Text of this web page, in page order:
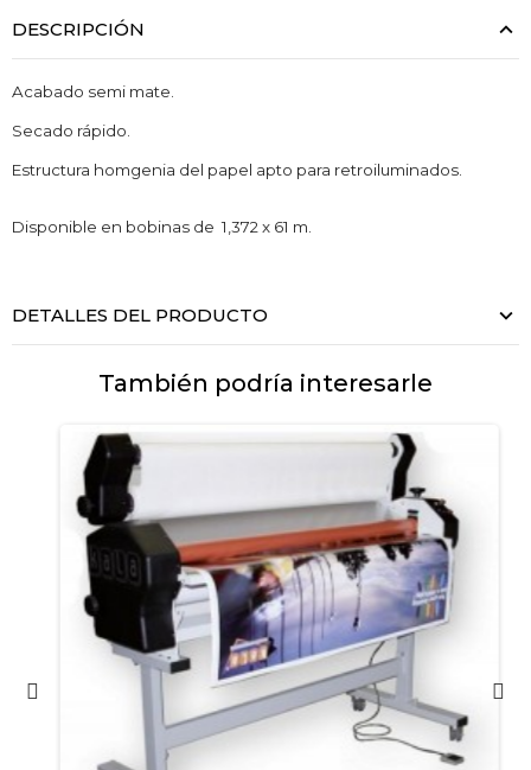
DESCRIPCIÓN
Acabado semi mate.
Secado rápido.
Estructura homgenia del papel apto para retroiluminados.
Disponible en bobinas de 1,372 x 61 m.
DETALLES DEL PRODUCTO
También podría interesarle